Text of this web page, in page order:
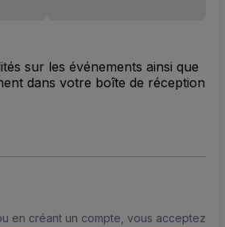
sur les événements ainsi que
dans votre boîte de réception
en créant un compte, vous acceptez